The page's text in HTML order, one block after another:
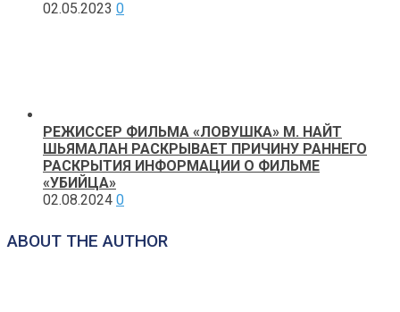
02.05.2023 0
РЕЖИССЕР ФИЛЬМА «ЛОВУШКА» М. НАЙТ
ШЬЯМАЛАН РАСКРЫВАЕТ ПРИЧИНУ РАННЕГО
РАСКРЫТИЯ ИНФОРМАЦИИ О ФИЛЬМЕ
«УБИЙЦА»
02.08.2024 0
ABOUT THE AUTHOR